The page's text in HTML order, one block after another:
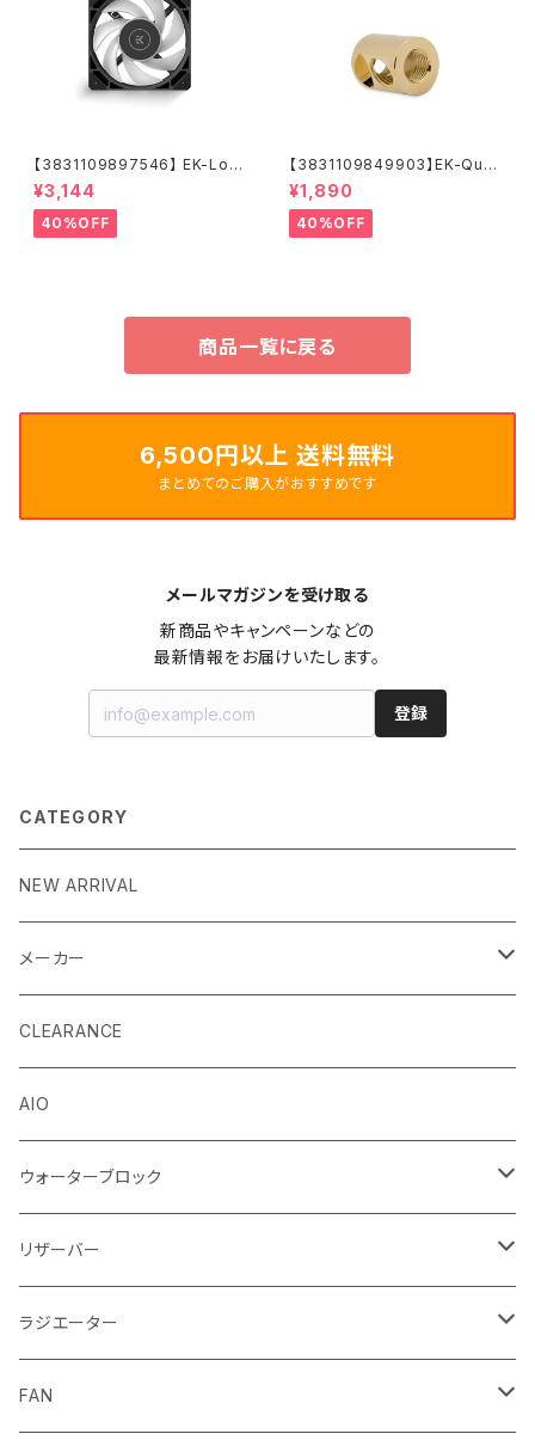
【3831109897546】 EK-Loo
p Fan FPT 120 D-RGB - Bla
ck (550-2300rpm)
¥3,144
40%OFF
【3831109849903】EK-Qua
ntum Torque Splitter 3F T
- Gold
¥1,890
40%OFF
商品一覧に戻る
6,500円以上 送料無料
まとめてのご購入がおすすめです
メールマガジンを受け取る
新商品やキャンペーンなどの
最新情報をお届けいたします。
登録
CATEGORY
NEW ARRIVAL
メーカー
EK by LM Tek
Stealkey Customs (coming soon)
CLEARANCE
AIO
ウォーターブロック
CPUウォーターブロック
Intel
AMD
GPUウォーターブロック
NVIDIA
モノブロック
リザーバー
EK-RESチューブ（交換用）
EK-D5 Series
ラジエーター
ラジエーターサイズ240mm
FAN